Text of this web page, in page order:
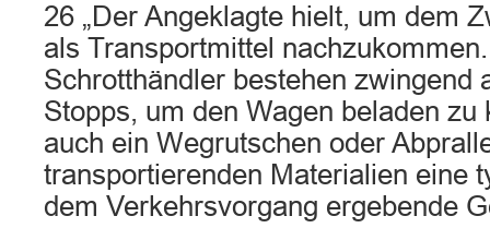
26 „Der Angeklagte hielt, um dem
als Transportmittel
Schrotthändler bestehen zwingend
Stopps, um den Wagen beladen zu
auch ein Wegrutschen oder
transportierenden Materialien eine
dem Verkehrsvorgang ergebende